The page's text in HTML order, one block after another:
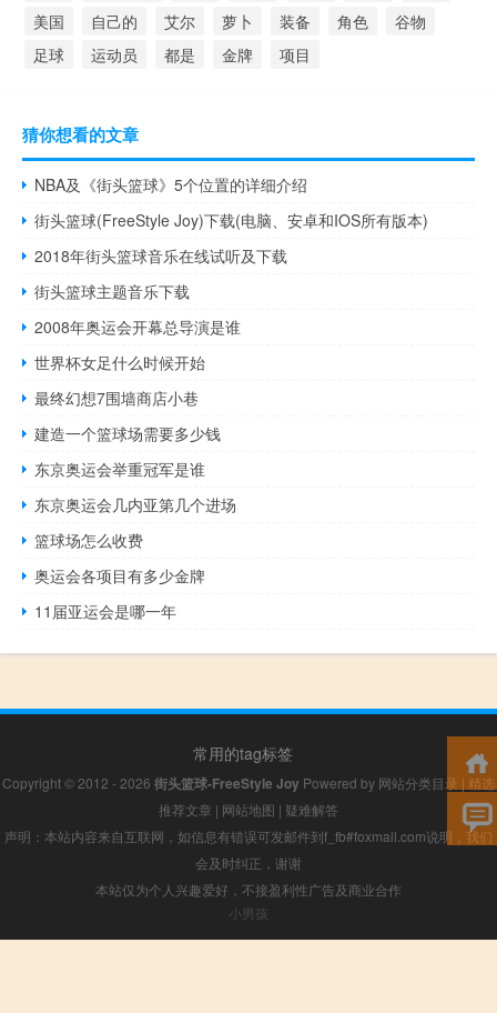
美国
自己的 艾尔 萝卜 装备 角色
谷物
足球
运动员 都是 金牌 项目
猜你想看的文章
NBA及《街头篮球》5个位置的详细介绍
街头篮球(FreeStyle Joy)下载(电脑、安卓和IOS所有版本)
2018年街头篮球音乐在线试听及下载
街头篮球主题音乐下载
2008年奥运会开幕总导演是谁
世界杯女足什么时候开始
最终幻想7围墙商店小巷
建造一个篮球场需要多少钱
东京奥运会举重冠军是谁
东京奥运会几内亚第几个进场
篮球场怎么收费
奥运会各项目有多少金牌
11届亚运会是哪一年
常用的tag标签
Copyright © 2012 - 2026 街头篮球-FreeStyle Joy Powered by 网站分类目录 | 精选
推荐文章 | 网站地图 | 疑难解答
声明：本站内容来自互联网，如信息有错误可发邮件到f_fb#foxmail.com说明，我们
会及时纠正，谢谢
本站仅为个人兴趣爱好，不接盈利性广告及商业合作
小男孩